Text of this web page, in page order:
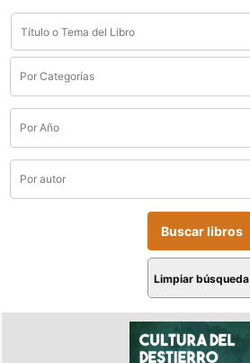
Limpiar búsqueda